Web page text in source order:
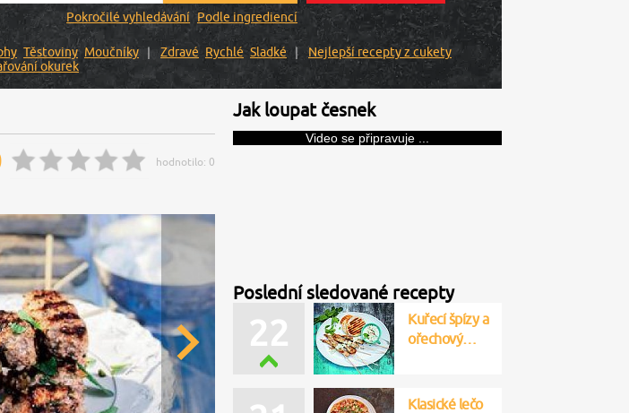
Pokročilé vyhledávání Podle ingrediencí
Těstoviny Moučníky Zdravé Rychlé Sladké
Nejlepší recepty z cukety
okurek
hodnotilo: 0
Jak loupat česnek
Video se připravuje ...
Poslední sledované recepty
22
Kuřecí špízy a
ořechový…
Klasické lečo